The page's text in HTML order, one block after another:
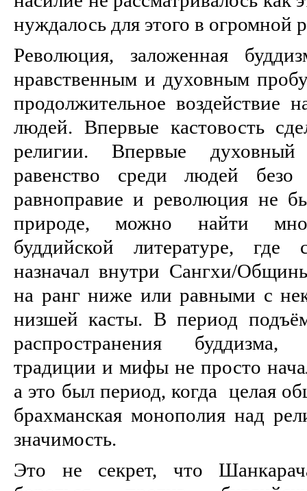
нуждалось для этого в огромной
Революция, заложенная
нравственным и духовным
продолжительное воздействие
людей. Впервые кастовость
религии. Впервые духовный
равенство среди людей
равноправие и революция не
природе, можно найти
буддийской литературе, где
назначал внутри Сангхи/
на ранг ниже или равными с
низшей касты. В период
распространения буддизма,
традиции и мифы не просто
а это был период, когда целая
брахманская монополия над
значимость.
Это не секрет, что